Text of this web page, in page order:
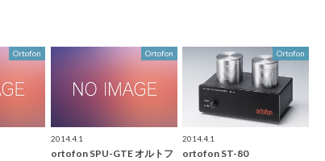
Ortofon Ortofon
2014.4.1
ortofon SPU-GTE オルトフ
Ortofon
2014.4.1
ortofon ST-80